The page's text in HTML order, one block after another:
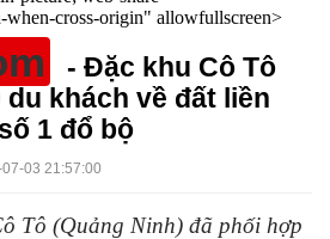
cross-origin" allowfullscreen>
- Đặc khu Cô Tô
khách về đất liền
1 đổ bộ
03 21:57:00
Tô (Quảng Ninh) đã phối hợp